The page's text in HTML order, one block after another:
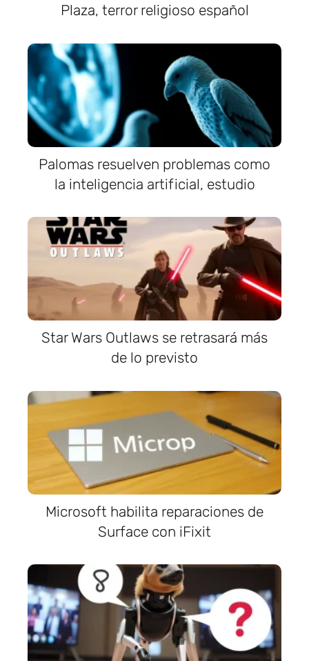
Plaza, terror religioso español
Palomas resuelven problemas como
la inteligencia artificial, estudio
Star Wars Outlaws se retrasará más
de lo previsto
Microsoft habilita reparaciones de
Surface con iFixit